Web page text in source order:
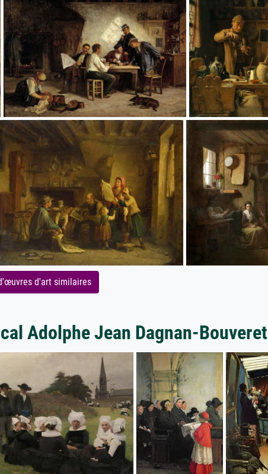
d'art similaires
Adolphe Jean Dagnan-Bouveret